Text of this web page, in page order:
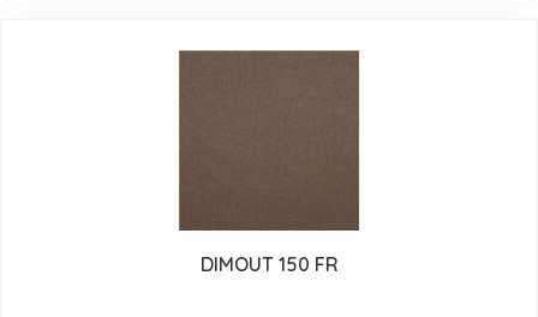
DIMOUT 150 FR